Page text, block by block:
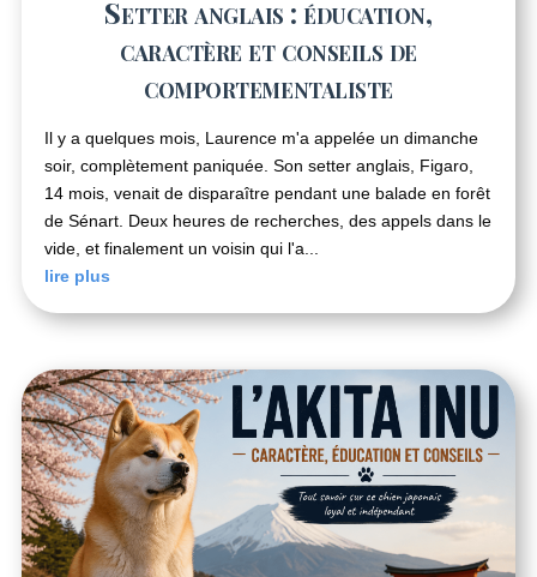
Setter anglais : éducation,
caractère et conseils de
comportementaliste
Il y a quelques mois, Laurence m'a appelée un dimanche
soir, complètement paniquée. Son setter anglais, Figaro,
14 mois, venait de disparaître pendant une balade en forêt
de Sénart. Deux heures de recherches, des appels dans le
vide, et finalement un voisin qui l'a...
lire plus